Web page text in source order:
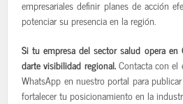
empresariales definir planes de acción
potenciar su presencia en la región.
Si tu empresa del sector salud opera en
darte visibilidad regional.Contacta con el
WhatsApp en nuestro portal para
fortalecer tu posicionamiento en la